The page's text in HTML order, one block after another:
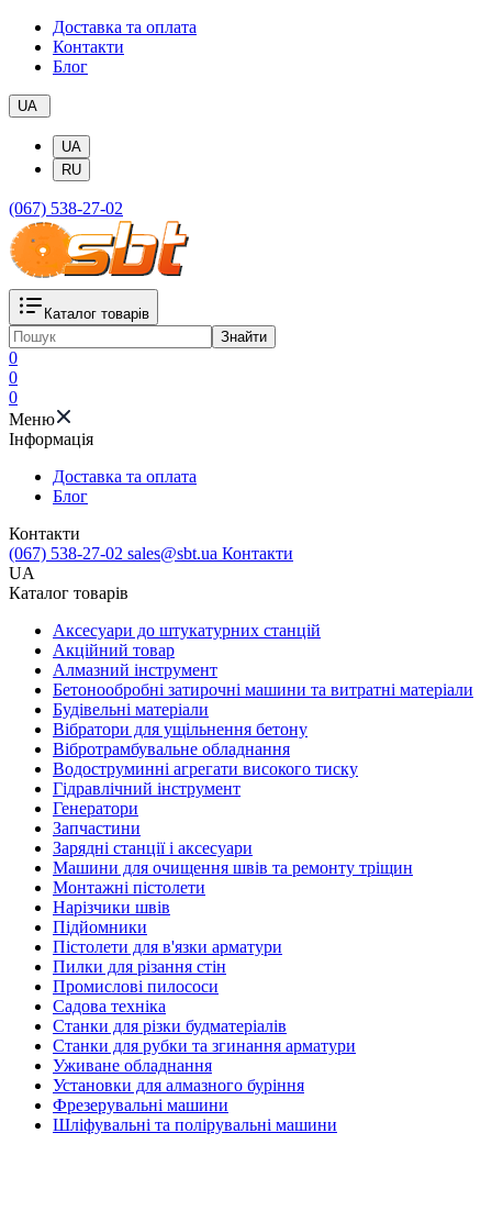
Доставка та оплата
Контакти
Блог
UA
UA
RU
(067) 538-27-02
Каталог товарів
Знайти
0
0
0
Меню
Iнформація
Доставка та оплата
Блог
Контакти
(067) 538-27-02 sales@sbt.ua Контакти
UA
Каталог товарів
Аксесуари до штукатурних станцій
Акційний товар
Алмазний інструмент
Бетонообробні затирочні машини та витратні матеріали
Будівельні матеріали
Вібратори для ущільнення бетону
Вібротрамбувальне обладнання
Водоструминні агрегати високого тиску
Гідравлічний інструмент
Генератори
Запчастини
Зарядні станції і аксесуари
Машини для очищення швів та ремонту тріщин
Монтажні пістолети
Нарізчики швів
Підйомники
Пістолети для в'язки арматури
Пилки для різання стін
Промислові пилососи
Садова техніка
Станки для різки будматеріалів
Станки для рубки та згинання арматури
Уживане обладнання
Установки для алмазного буріння
Фрезерувальні машини
Шліфувальні та полірувальні машини